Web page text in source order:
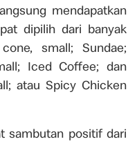
mendapatkan
dipilih dari banyak
small; Sundae;
Iced Coffee; dan
atau Spicy Chicken
sambutan positif dari